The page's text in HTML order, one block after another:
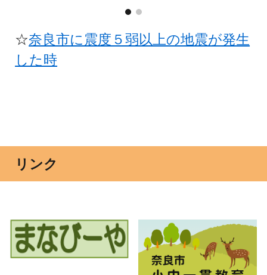
☆奈良市に震度５弱以上の地震が発生
した時
リンク